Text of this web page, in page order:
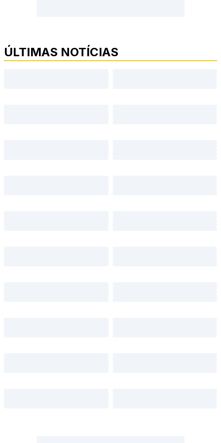
ÚLTIMAS NOTÍCIAS